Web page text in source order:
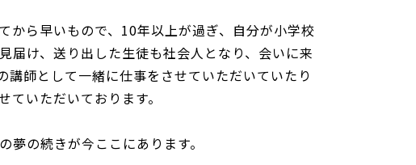
から早いもので、10年以上が過ぎ、自分が小学校
届け、送り出した生徒も社会人となり、会いに来
講師として一緒に仕事をさせていただいていたり
ていただいております。
夢の続きが今ここにあります。